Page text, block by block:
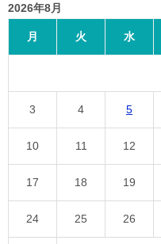
2026年8月
月 火 水
3 4 5
10 11 12
17 18 19
24 25 26